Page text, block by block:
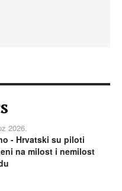
2026.
- Hrvatski su piloti
na milost i nemilost